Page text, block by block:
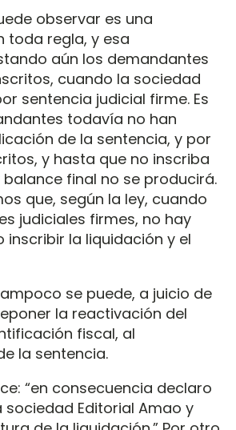
observar es una
toda regla, y esa
aún los demandantes
cuando la sociedad
sentencia judicial firme. Es
todavía no han
de la sentencia, y por
y hasta que no inscriba
final no se producirá.
que, según la ley, cuando
judiciales firmes, no hay
inscribir la liquidación y el
se puede, a juicio de
la reactivación del
fiscal, al
la sentencia.
“en consecuencia declaro
sociedad Editorial Amao y